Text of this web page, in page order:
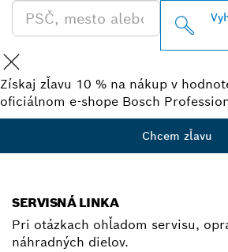
Získaj zľavu 10 % na nákup v
oficiálnom e-shope Bosch
Chcem zľavu
SERVISNÁ LINKA
Pri otázkach ohľadom servisu,
náhradných dielov.